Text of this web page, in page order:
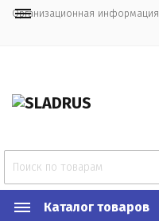
Организационная информация
Каталог товаров